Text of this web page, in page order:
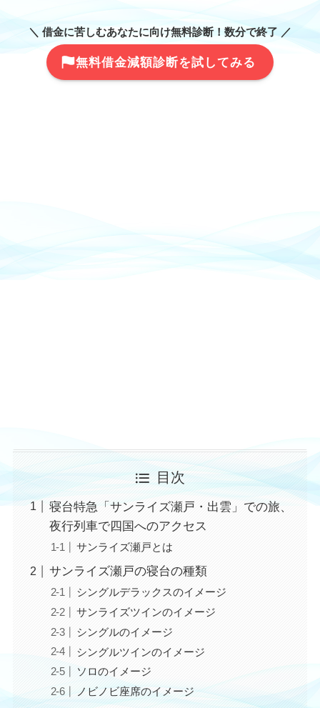
＼ 借金に苦しむあなたに向け無料診断！数分で終了 ／
無料借金減額診断を試してみる
目次
寝台特急「サンライズ瀬戸・出雲」での旅、
夜行列車で四国へのアクセス
サンライズ瀬戸とは
サンライズ瀬戸の寝台の種類
シングルデラックスのイメージ
サンライズツインのイメージ
シングルのイメージ
シングルツインのイメージ
ソロのイメージ
ノビノビ座席のイメージ